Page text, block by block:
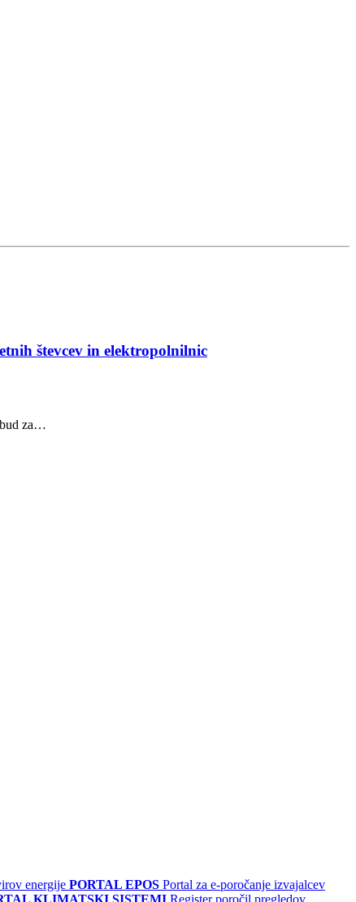
števcev in elektropolnilnic
za…
energije PORTAL EPOS Portal za e-poročanje izvajalcev